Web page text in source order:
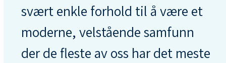
svært enkle forhold til å være et
moderne, velstående samfunn
der de fleste av oss har det meste